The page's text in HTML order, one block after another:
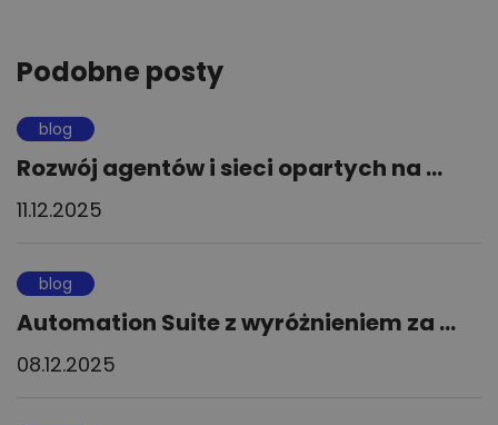
Podobne posty
blog
Rozwój agentów i sieci opartych na ...
11.12.2025
blog
Automation Suite z wyróżnieniem za ...
08.12.2025